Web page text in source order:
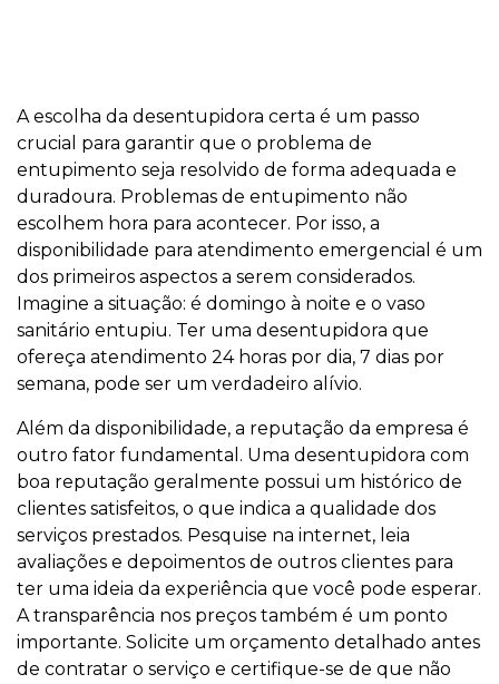
A escolha da desentupidora certa é um passo
crucial para garantir que o problema de
entupimento seja resolvido de forma adequada e
duradoura. Problemas de entupimento não
escolhem hora para acontecer. Por isso, a
disponibilidade para atendimento emergencial é um
dos primeiros aspectos a serem considerados.
Imagine a situação: é domingo à noite e o vaso
sanitário entupiu. Ter uma desentupidora que
ofereça atendimento 24 horas por dia, 7 dias por
semana, pode ser um verdadeiro alívio.
Além da disponibilidade, a reputação da empresa é
outro fator fundamental. Uma desentupidora com
boa reputação geralmente possui um histórico de
clientes satisfeitos, o que indica a qualidade dos
serviços prestados. Pesquise na internet, leia
avaliações e depoimentos de outros clientes para
ter uma ideia da experiência que você pode esperar.
A transparência nos preços também é um ponto
importante. Solicite um orçamento detalhado antes
de contratar o serviço e certifique-se de que não